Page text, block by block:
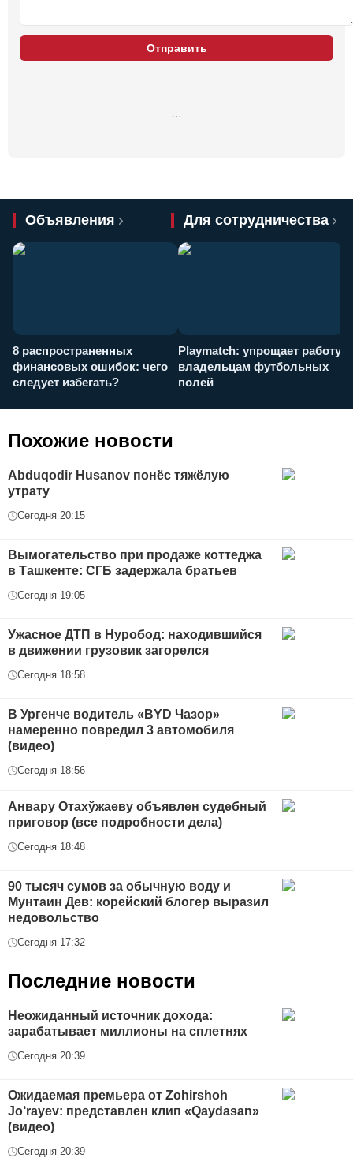
Отправить
Объявления Для сотрудничества
8 распространенных
финансовых ошибок: чего
следует избегать?
Playmatch: упрощает работу
владельцам футбольных
полей
Похожие новости
Abduqodir Husanov понёс тяжёлую
утрату
Сегодня 20:15
Вымогательство при продаже коттеджа
в Ташкенте: СГБ задержала братьев
Сегодня 19:05
Ужасное ДТП в Нуробод: находившийся
в движении грузовик загорелся
Сегодня 18:58
В Ургенче водитель «BYD Чазор»
намеренно повредил 3 автомобиля
(видео)
Сегодня 18:56
Анвару Отахўжаеву объявлен судебный
приговор (все подробности дела)
Сегодня 18:48
90 тысяч сумов за обычную воду и
Мунтаин Дев: корейский блогер выразил
недовольство
Сегодня 17:32
Последние новости
Неожиданный источник дохода:
зарабатывает миллионы на сплетнях
Сегодня 20:39
Ожидаемая премьера от Zohirshoh
Jo‘rayev: представлен клип «Qaydasan»
(видео)
Сегодня 20:39